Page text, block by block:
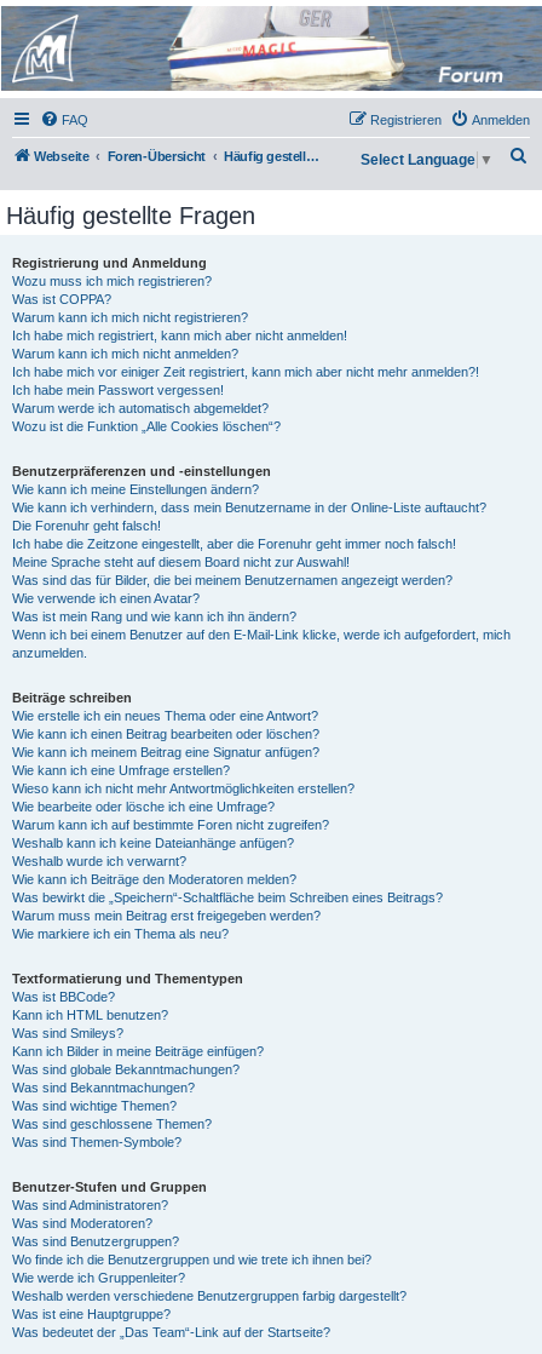
Micro Magic Forum
Deutschland
FAQ Anmelden
Registrieren
Webseite Foren-Übersicht Häufig gestellte Fragen Select Language ▼
Häufig gestellte Fragen
Registrierung und Anmeldung
Wozu muss ich mich registrieren?
Was ist COPPA?
Warum kann ich mich nicht registrieren?
Ich habe mich registriert, kann mich aber nicht anmelden!
Warum kann ich mich nicht anmelden?
Ich habe mich vor einiger Zeit registriert, kann mich aber nicht mehr anmelden?!
Ich habe mein Passwort vergessen!
Warum werde ich automatisch abgemeldet?
Wozu ist die Funktion „Alle Cookies löschen“?
Benutzerpräferenzen und -einstellungen
Wie kann ich meine Einstellungen ändern?
Wie kann ich verhindern, dass mein Benutzername in der Online-Liste auftaucht?
Die Forenuhr geht falsch!
Ich habe die Zeitzone eingestellt, aber die Forenuhr geht immer noch falsch!
Meine Sprache steht auf diesem Board nicht zur Auswahl!
Was sind das für Bilder, die bei meinem Benutzernamen angezeigt werden?
Wie verwende ich einen Avatar?
Was ist mein Rang und wie kann ich ihn ändern?
Wenn ich bei einem Benutzer auf den E-Mail-Link klicke, werde ich aufgefordert, mich
anzumelden.
Beiträge schreiben
Wie erstelle ich ein neues Thema oder eine Antwort?
Wie kann ich einen Beitrag bearbeiten oder löschen?
Wie kann ich meinem Beitrag eine Signatur anfügen?
Wie kann ich eine Umfrage erstellen?
Wieso kann ich nicht mehr Antwortmöglichkeiten erstellen?
Wie bearbeite oder lösche ich eine Umfrage?
Warum kann ich auf bestimmte Foren nicht zugreifen?
Weshalb kann ich keine Dateianhänge anfügen?
Weshalb wurde ich verwarnt?
Wie kann ich Beiträge den Moderatoren melden?
Was bewirkt die „Speichern“-Schaltfläche beim Schreiben eines Beitrags?
Warum muss mein Beitrag erst freigegeben werden?
Wie markiere ich ein Thema als neu?
Textformatierung und Thementypen
Was ist BBCode?
Kann ich HTML benutzen?
Was sind Smileys?
Kann ich Bilder in meine Beiträge einfügen?
Was sind globale Bekanntmachungen?
Was sind Bekanntmachungen?
Was sind wichtige Themen?
Was sind geschlossene Themen?
Was sind Themen-Symbole?
Benutzer-Stufen und Gruppen
Was sind Administratoren?
Was sind Moderatoren?
Was sind Benutzergruppen?
Wo finde ich die Benutzergruppen und wie trete ich ihnen bei?
Wie werde ich Gruppenleiter?
Weshalb werden verschiedene Benutzergruppen farbig dargestellt?
Was ist eine Hauptgruppe?
Was bedeutet der „Das Team“-Link auf der Startseite?